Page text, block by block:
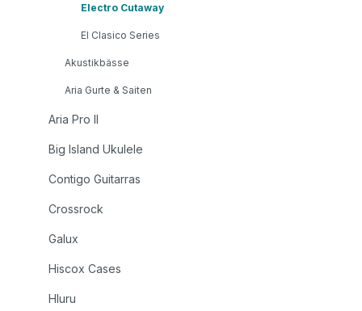
Electro Cutaway
El Clasico Series
Akustikbässe
Aria Gurte & Saiten
Aria Pro II
Big Island Ukulele
Contigo Guitarras
Crossrock
Galux
Hiscox Cases
Hluru